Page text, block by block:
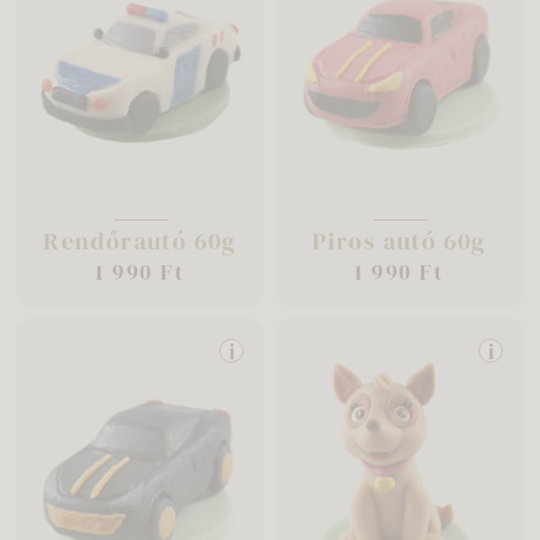
Rendőrautó 60g
1 990 Ft
Piros autó 60g
1 990 Ft
i i